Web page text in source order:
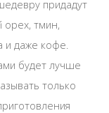
придадут
орех, тмин,
и даже кофе.
будет лучше
только